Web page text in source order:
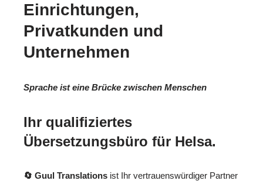
Einrichtungen,
Privatkunden und
Unternehmen
Sprache ist eine Brücke zwischen Menschen
Ihr qualifiziertes
Übersetzungsbüro für Helsa.
🔄 Guul Translations ist Ihr vertrauenswürdiger Partner